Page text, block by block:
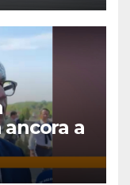
a